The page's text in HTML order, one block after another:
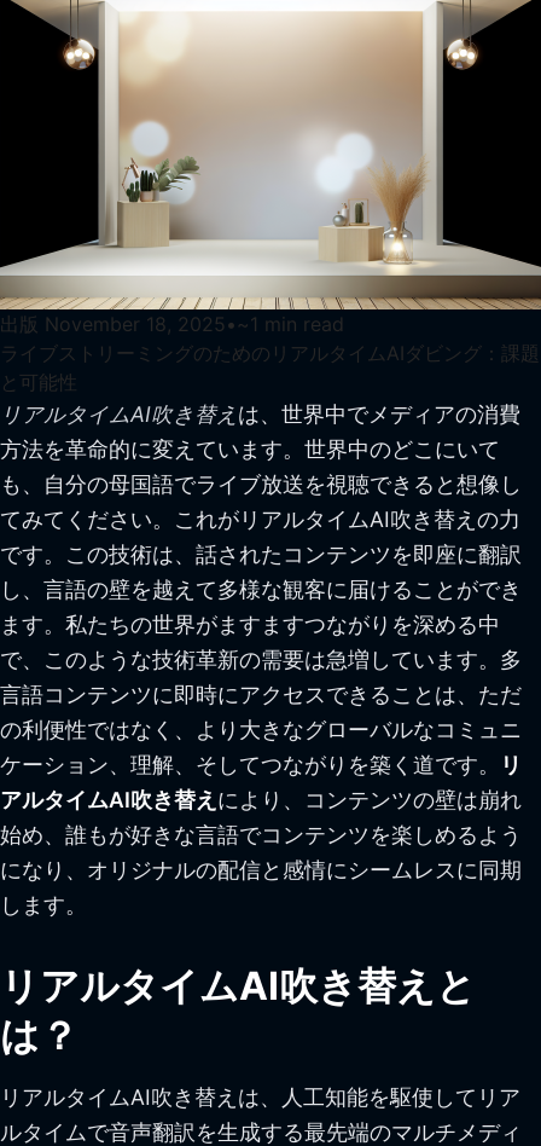
出版 November 18, 2025 • ~1 min read
ライブストリーミングのためのリアルタイムAIダビング：課題
と可能性
リアルタイムAI吹き替えは、世界中でメディアの消費
方法を革命的に変えています。世界中のどこにいて
も、自分の母国語でライブ放送を視聴できると想像し
てみてください。これがリアルタイムAI吹き替えの力
です。この技術は、話されたコンテンツを即座に翻訳
し、言語の壁を越えて多様な観客に届けることができ
ます。私たちの世界がますますつながりを深める中
で、このような技術革新の需要は急増しています。多
言語コンテンツに即時にアクセスできることは、ただ
の利便性ではなく、より大きなグローバルなコミュニ
ケーション、理解、そしてつながりを築く道です。
リ
アルタイムAI吹き替え により、コンテンツの壁は崩れ
始め、誰もが好きな言語でコンテンツを楽しめるよう
になり、オリジナルの配信と感情にシームレスに同期
します。
リアルタイムAI吹き替えと
は？
リアルタイムAI吹き替えは、人工知能を駆使してリア
ルタイムで音声翻訳を生成する最先端のマルチメディ